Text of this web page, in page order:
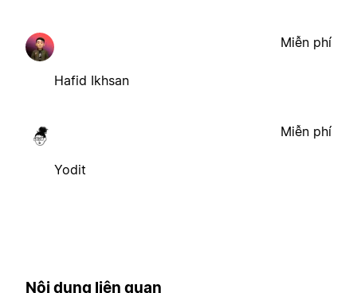
Hafid Ikhsan
Miễn phí
Yodit
Miễn phí
Nội dung liên quan